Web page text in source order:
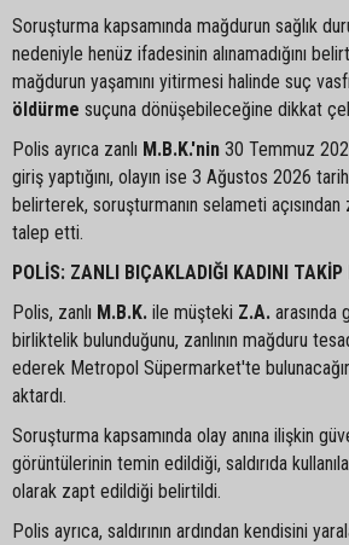
Soruşturma kapsamında mağdurun sağlık
nedeniyle henüz ifadesinin alınamadığını
mağdurun yaşamını yitirmesi halinde suç
öldürme suçuna dönüşebileceğine dikkat
Polis ayrıca zanlı M.B.K.'nin 30 Temmuz
giriş yaptığını, olayın ise 3 Ağustos 2026
belirterek, soruşturmanın selameti açısından
talep etti.
POLİS: ZANLI BIÇAKLADIĞI KADINI TAKİP
Polis, zanlı M.B.K. ile müşteki Z.A. arasında
birliktelik bulunduğunu, zanlının mağduru
ederek Metropol Süpermarket'te
aktardı.
Soruşturma kapsamında olay anına ilişkin
görüntülerinin temin edildiği, saldırıda
olarak zapt edildiği belirtildi.
Polis ayrıca, saldırının ardından kendisini